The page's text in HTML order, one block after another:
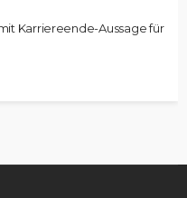
Karriereende-Aussage für